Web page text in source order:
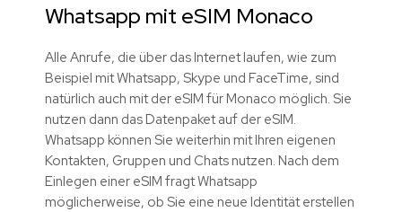
Whatsapp mit eSIM Monaco
Alle Anrufe, die über das Internet laufen, wie zum
Beispiel mit Whatsapp, Skype und FaceTime, sind
natürlich auch mit der eSIM für Monaco möglich. Sie
nutzen dann das Datenpaket auf der eSIM.
Whatsapp können Sie weiterhin mit Ihren eigenen
Kontakten, Gruppen und Chats nutzen. Nach dem
Einlegen einer eSIM fragt Whatsapp
möglicherweise, ob Sie eine neue Identität erstellen